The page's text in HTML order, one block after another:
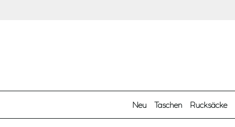
Neu Taschen Rucksäcke